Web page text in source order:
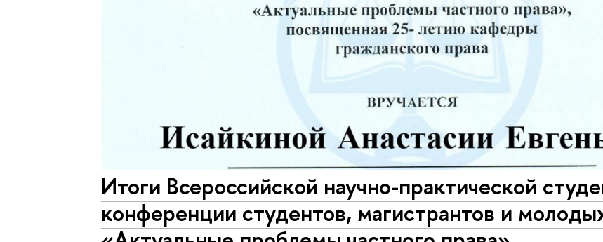
Итоги Всероссийской научно-практической
конференции студентов, магистрантов и